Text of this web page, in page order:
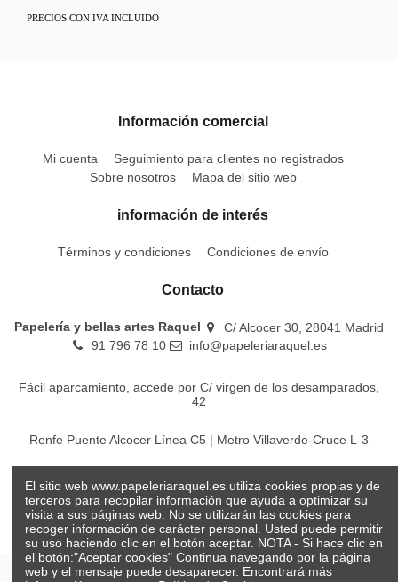
PRECIOS CON IVA INCLUIDO
Información comercial
Mi cuenta
Seguimiento para clientes no registrados
Sobre nosotros
Mapa del sitio web
información de interés
Términos y condiciones Condiciones de envío
Contacto
Papelería y bellas artes Raquel
C/ Alcocer 30, 28041 Madrid
91 796 78 10
info@papeleriaraquel.es
Fácil aparcamiento, accede por C/ virgen de los desamparados,
42
Renfe Puente Alcocer Línea C5 | Metro Villaverde-Cruce L-3
El sitio web www.papeleriaraquel.es utiliza cookies propias y de
terceros para recopilar información que ayuda a optimizar su
visita a sus páginas web. No se utilizarán las cookies para
recoger información de carácter personal. Usted puede permitir
su uso haciendo clic en el botón aceptar. NOTA - Si hace clic en
el botón:"Aceptar cookies" Continua navegando por la página
web y el mensaje puede desaparecer. Encontrará más